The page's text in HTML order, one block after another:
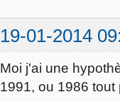
19-01-2014
Moi j'ai une
1991, ou 1986 tout